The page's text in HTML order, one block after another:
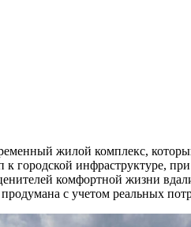
жилой комплекс,
городской инфраструктуре,
комфортной жизни
с учетом реальных